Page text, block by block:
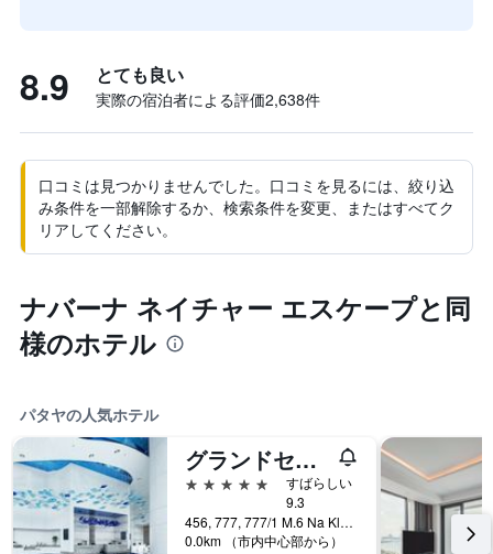
8.9 とても良い
実際の宿泊者による評価2,638​件
口コミは見つかりませんでした。口コミを見るには、絞り込
み条件を一部解除するか、検索条件を変更、またはすべてク
リアしてください。
ナバーナ ネイチャー エスケープと同
様のホテル
パタヤの人気ホテル
グランドセンターポイントパタヤ
5つ星
すばらしい
9.3
456, 777, 777/1 M.6 Na Kluea, パタヤ, タイ
0.0km （市内中心部から）